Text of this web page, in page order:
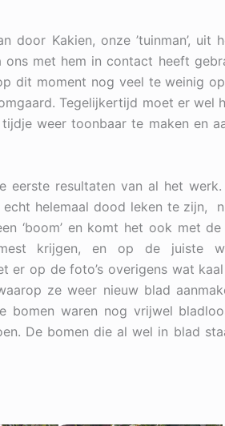
door Kakien, onze ’tuinman’,
ons met hem in contact heeft
dit moment nog veel te weinig
Tegelijkertijd moet er wel
weer toonbaar te maken en
eerste resultaten van al het
helemaal dood leken te zijn,
‘boom’ en komt het ook met
krijgen, en op de juiste
er op de foto’s overigens wat
ze weer nieuw blad
bomen waren nog vrijwel
De bomen die al wel in blad